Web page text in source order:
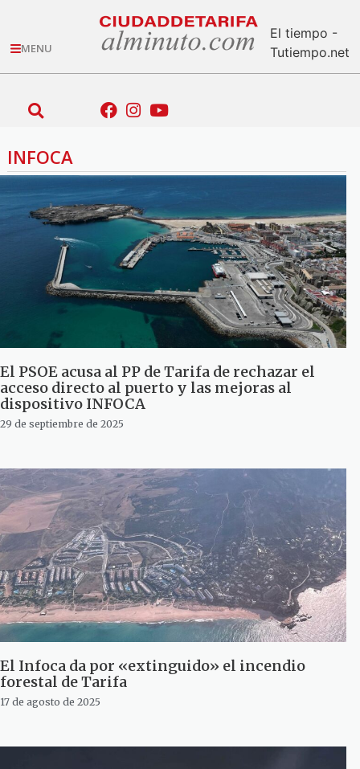
MENU
El tiempo -
Tutiempo.net
INFOCA
El PSOE acusa al PP de Tarifa de rechazar el
acceso directo al puerto y las mejoras al
dispositivo INFOCA
29 de septiembre de 2025
El Infoca da por «extinguido» el incendio
forestal de Tarifa
17 de agosto de 2025